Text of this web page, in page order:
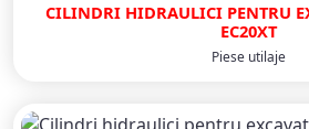
CILINDRI HIDRAULICI PENTRU
EC20XT
Piese utilaje